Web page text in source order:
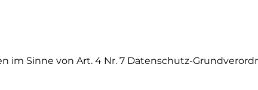
Sinne von Art. 4 Nr. 7 Datenschutz-